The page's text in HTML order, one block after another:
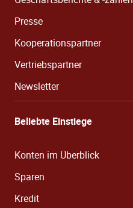
Presse
Kooperationspartner
Vertriebspartner
Newsletter
Beliebte Einstiege
Konten im Überblick
Sparen
Kredit